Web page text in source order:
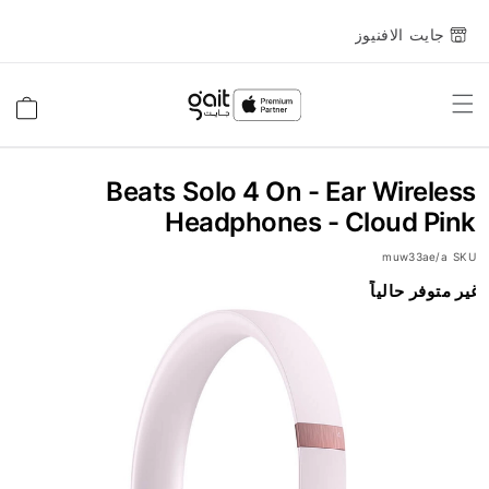
جايت الافنيوز
Toggle
Beats Solo 4 On - Ear Wireless
Headphones - Cloud Pink
SKU
muw33ae/a
انتقل
إلى
غير متوفر حالياً